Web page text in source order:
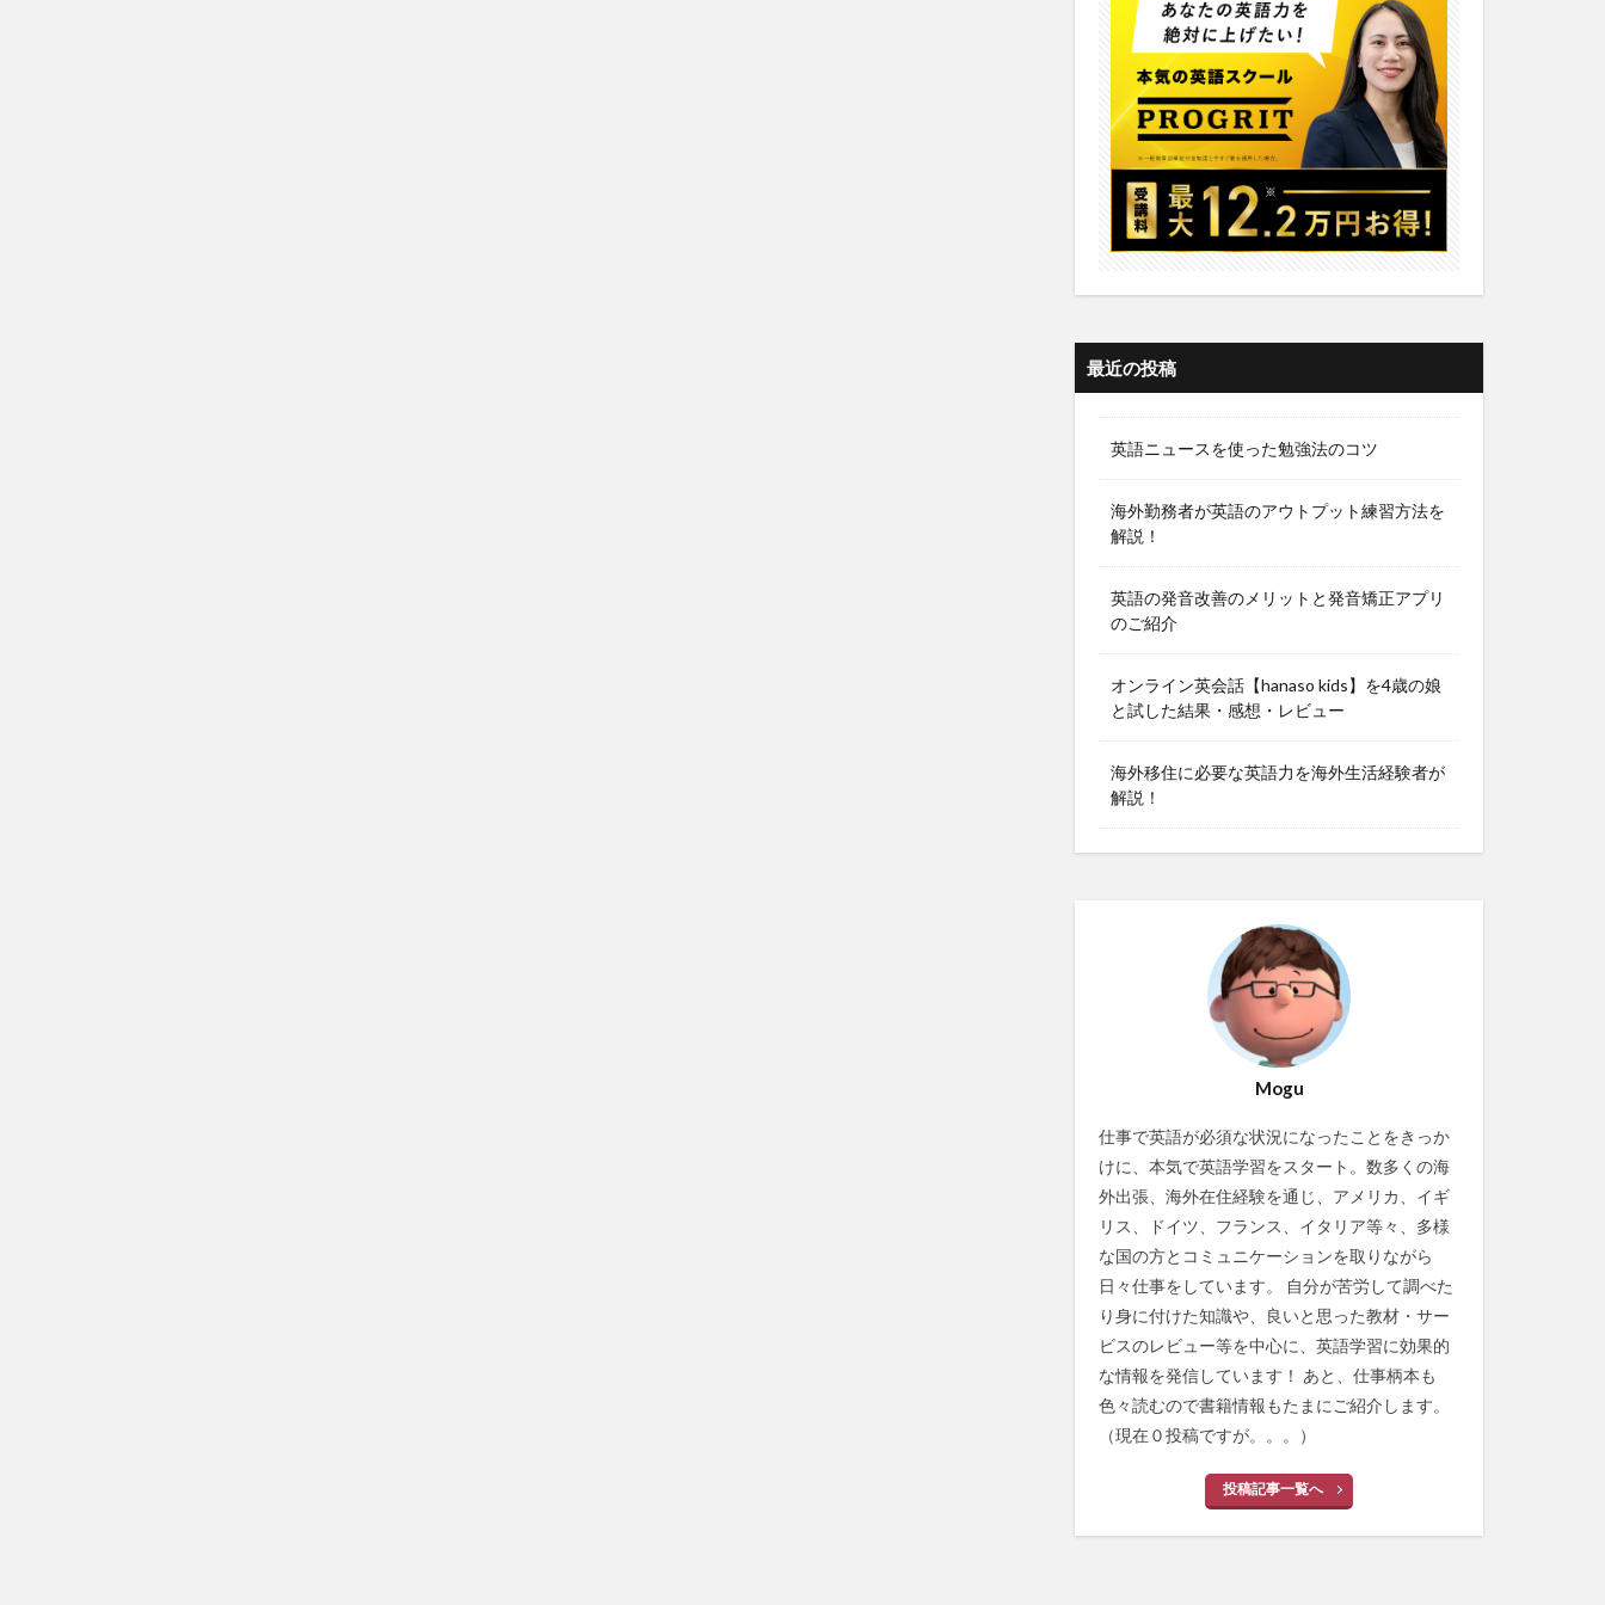
最近の投稿
英語ニュースを使った勉強法のコツ
海外勤務者が英語のアウトプット練習方法を
解説！
英語の発音改善のメリットと発音矯正アプリ
のご紹介
オンライン英会話【hanaso kids】を4歳の娘
と試した結果・感想・レビュー
海外移住に必要な英語力を海外生活経験者が
解説！
Mogu
仕事で英語が必須な状況になったことをきっか
けに、本気で英語学習をスタート。数多くの海
外出張、海外在住経験を通じ、アメリカ、イギ
リス、ドイツ、フランス、イタリア等々、多様
な国の方とコミュニケーションを取りながら
日々仕事をしています。 自分が苦労して調べた
り身に付けた知識や、良いと思った教材・サー
ビスのレビュー等を中心に、英語学習に効果的
な情報を発信しています！ あと、仕事柄本も
色々読むので書籍情報もたまにご紹介します。
（現在０投稿ですが。。。）
投稿記事一覧へ